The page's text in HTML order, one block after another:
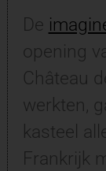
De
opening
Château
werkten,
kasteel
Frankrijk